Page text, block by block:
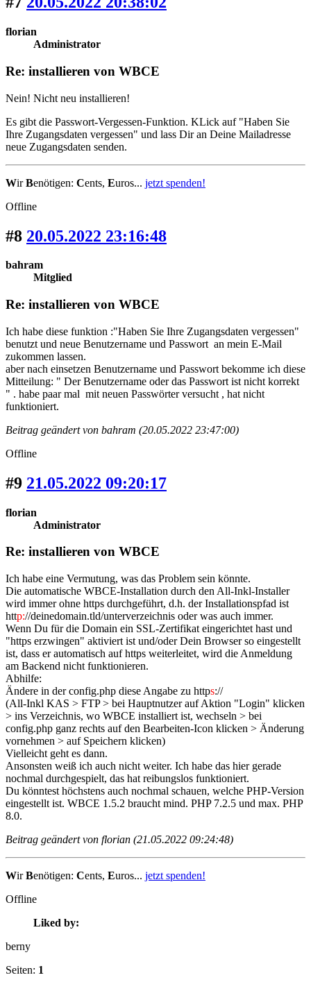
florian
Administrator
Re: installieren von WBCE
Nein! Nicht neu installieren!
Es gibt die Passwort-Vergessen-Funktion. KLick auf "Haben Sie
Ihre Zugangsdaten vergessen" und lass Dir an Deine Mailadresse
neue Zugangsdaten senden.
WirBenötigen: Cents, Euros... jetzt spenden!
Offline
#8 20.05.2022 23:16:48
bahram
Mitglied
Re: installieren von WBCE
Ich habe diese funktion :"Haben Sie Ihre Zugangsdaten vergessen"
benutzt und neue Benutzername und Passwort an mein E-Mail
zukommen lassen.
aber nach einsetzen Benutzername und Passwort bekomme ich diese
Mitteilung: " Der Benutzername oder das Passwort ist nicht korrekt
" . habe paar mal mit neuen Passwörter versucht , hat nicht
funktioniert.
Beitrag geändert von bahram (20.05.2022 23:47:00)
Offline
#9 21.05.2022 09:20:17
florian
Administrator
Re: installieren von WBCE
Ich habe eine Vermutung, was das Problem sein könnte.
Die automatische WBCE-Installation durch den All-Inkl-Installer
wird immer ohne https durchgeführt, d.h. der Installationspfad ist
http://deinedomain.tld/unterverzeichnis oder was auch immer.
Wenn Du für die Domain ein SSL-Zertifikat eingerichtet hast und
"https erzwingen" aktiviert ist und/oder Dein Browser so eingestellt
ist, dass er automatisch auf https weiterleitet, wird die Anmeldung
am Backend nicht funktionieren.
Abhilfe:
Ändere in der config.php diese Angabe zu https://
(All-Inkl KAS > FTP > bei Hauptnutzer auf Aktion "Login" klicken
> ins Verzeichnis, wo WBCE installiert ist, wechseln > bei
config.php ganz rechts auf den Bearbeiten-Icon klicken > Änderung
vornehmen > auf Speichern klicken)
Vielleicht geht es dann.
Ansonsten weiß ich auch nicht weiter. Ich habe das hier gerade
nochmal durchgespielt, das hat reibungslos funktioniert.
Du könntest höchstens auch nochmal schauen, welche PHP-Version
eingestellt ist. WBCE 1.5.2 braucht mind. PHP 7.2.5 und max. PHP
8.0.
Beitrag geändert von florian (21.05.2022 09:24:48)
WirBenötigen: Cents, Euros... jetzt spenden!
Offline
Liked by:
berny
Seiten: 1